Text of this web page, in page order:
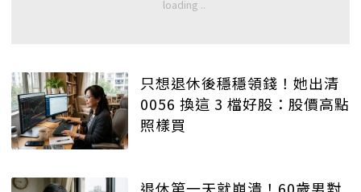
只想退休後穩穩領錢！她出清
0056 換這 3 檔好股：股價高點
照樣買